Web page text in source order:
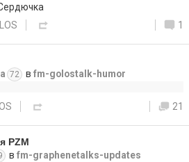
1
72 в fm-golostalk-humor
21
PZM
в fm-graphenetalks-updates